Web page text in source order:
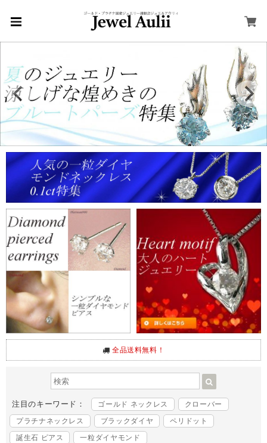
全品送料無料！
注目のキーワード： ゴールド ネックレス
クローバー
プラチナネックレス
ブラックダイヤ
ペリドット
誕生石 ピアス
一粒ダイヤモンド